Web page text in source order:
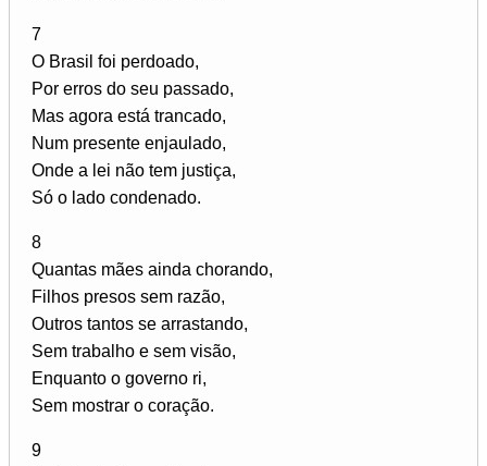
7
O Brasil foi perdoado,
Por erros do seu passado,
Mas agora está trancado,
Num presente enjaulado,
Onde a lei não tem justiça,
Só o lado condenado.
8
Quantas mães ainda chorando,
Filhos presos sem razão,
Outros tantos se arrastando,
Sem trabalho e sem visão,
Enquanto o governo ri,
Sem mostrar o coração.
9